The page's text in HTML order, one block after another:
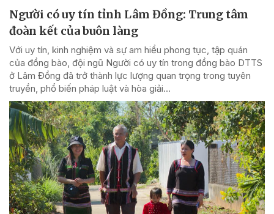
Người có uy tín tỉnh Lâm Đồng: Trung tâm
đoàn kết của buôn làng
Với uy tín, kinh nghiệm và sự am hiểu phong tục, tập quán
của đồng bào, đội ngũ Người có uy tín trong đồng bào DTTS
ở Lâm Đồng đã trở thành lực lượng quan trọng trong tuyên
truyền, phổ biến pháp luật và hòa giải...